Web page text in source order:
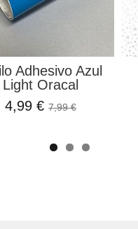
Adhesivo Azul
Light Oracal
4,99 €7,99 €